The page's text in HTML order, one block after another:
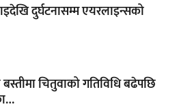
दुर्घटनासम्म एयरलाइन्सको
चितुवाको गतिविधि बढेपछि